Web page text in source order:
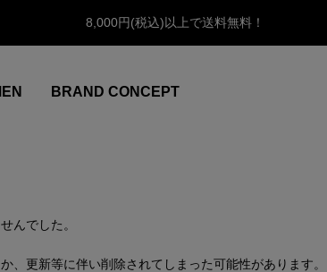
8,000円(税込)以上で送料無料！
BRAND CONCEPT
んでした。
、更新等に伴い削除されてしまった可能性があります。